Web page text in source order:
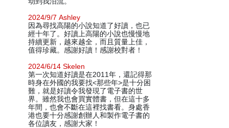
2024/9/7 Ashley
因為尋找高陽的小說知道了好讀，也已
經十年了。好讀上高陽的小說也慢慢地
持續更新，越來越全，而且質量上佳，
值得珍藏。感謝好讀！感謝校對者！
2024/6/14 Skelen
第一次知道好讀是在2011年，還記得那
時身在外國的我要找<那些年>是十分困
難，就是好讀令我發現了電子書的世
界。雖然我也會買實體書，但在這十多
年間，也會不斷在這裡找書看。身處香
港也要十分感謝創辦人和製作電子書的
各位讀友，感謝大家！